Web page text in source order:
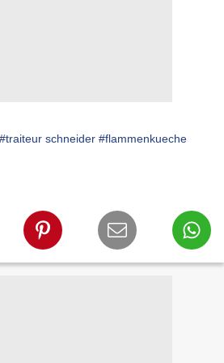
#traiteur schneider #flammenkueche